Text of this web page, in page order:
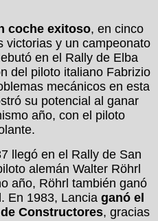
coche exitoso, en cinco
victorias y un campeonato
en el Rally de Elba
del piloto italiano Fabrizio
mecánicos en esta
su potencial al ganar
año, con el piloto
llegó en el Rally de San
alemán Walter Röhrl
año, Röhrl también ganó
En 1983, Lancia ganó el
Constructores, gracias